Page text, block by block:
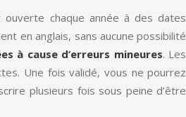
ouverte chaque année à des dates
en anglais, sans aucune possibilité
à cause d’erreurs mineures. Les
Une fois validé, vous ne pourrez
plusieurs fois sous peine d’être